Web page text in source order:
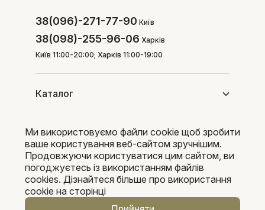
38(096)-271-77-90 Київ
38(098)-255-96-06 Харків
Київ 11:00-20:00; Харків 11:00-19:00
Каталог
Покупцям
Pleka 2016-2026
Ми використовуємо файли cookie щоб зробити
ваше користування веб-сайтом зручнішим.
Продовжуючи користуватися цим сайтом, ви
погоджуєтесь із використанням файлів
cookies. Дізнайтеся більше про використання
cookie на сторінці